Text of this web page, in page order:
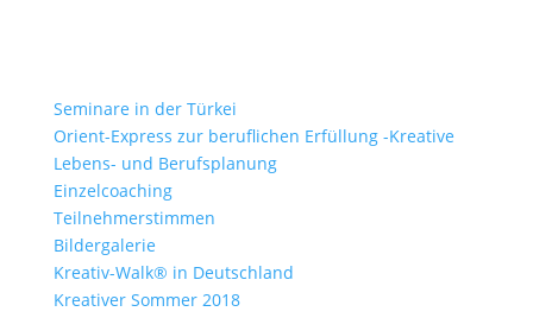
Seminare in der Türkei
Orient-Express zur beruflichen Erfüllung -Kreative
Lebens- und Berufsplanung
Einzelcoaching
Teilnehmerstimmen
Bildergalerie
Kreativ-Walk® in Deutschland
Kreativer Sommer 2018